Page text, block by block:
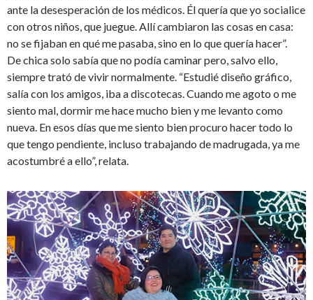
ante la desesperación de los médicos. Él quería que yo socialice
con otros niños, que juegue. Allí cambiaron las cosas en casa:
no se fijaban en qué me pasaba, sino en lo que quería hacer”.
De chica solo sabía que no podía caminar pero, salvo ello,
siempre trató de vivir normalmente. “Estudié diseño gráfico,
salía con los amigos, iba a discotecas. Cuando me agoto o me
siento mal, dormir me hace mucho bien y me levanto como
nueva. En esos días que me siento bien procuro hacer todo lo
que tengo pendiente, incluso trabajando de madrugada, ya me
acostumbré a ello”, relata.